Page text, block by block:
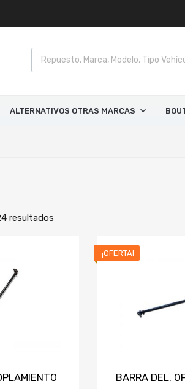
ALTERNATIVOS OTRAS MARCAS
resultados
¡OFERTA!
BARRA DEL.